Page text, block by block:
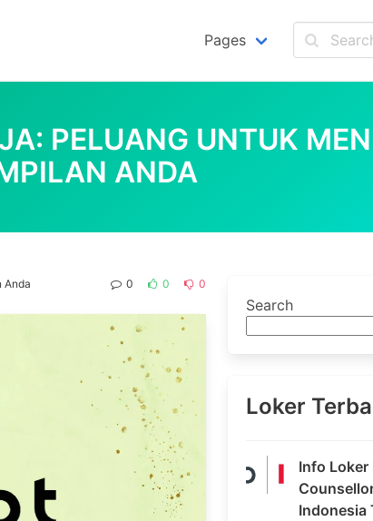
Pages
PELUANG UNTUK
ANDA
Anda 0 0 0
Search
Loker
Info
Indonesia